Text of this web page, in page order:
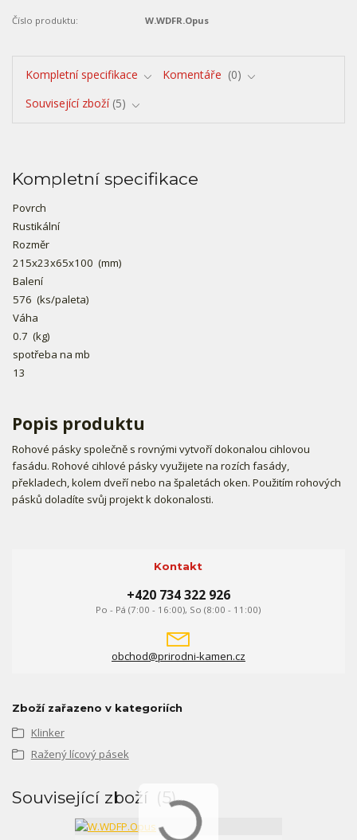
Číslo produktu: W.WDFR.Opus
Kompletní specifikace Komentáře
0
Související zboží 5
Kompletní specifikace
Povrch
Rustikální
Rozměr
215x23x65x100 (mm)
Balení
576 (ks/paleta)
Váha
0.7 (kg)
spotřeba na mb
13
Popis produktu
Rohové pásky společně s rovnými vytvoří dokonalou cihlovou
fasádu. Rohové cihlové pásky využijete na rozích fasády,
překladech, kolem dveří nebo na špaletách oken. Použitím rohových
pásků doladíte svůj projekt k dokonalosti.
Kontakt
+420 734 322 926
Po - Pá (7:00 - 16:00), So (8:00 - 11:00)
obchod@prirodni-kamen.cz
Zboží zařazeno v kategoriích
Klinker
Ražený lícový pásek
Související zboží 5